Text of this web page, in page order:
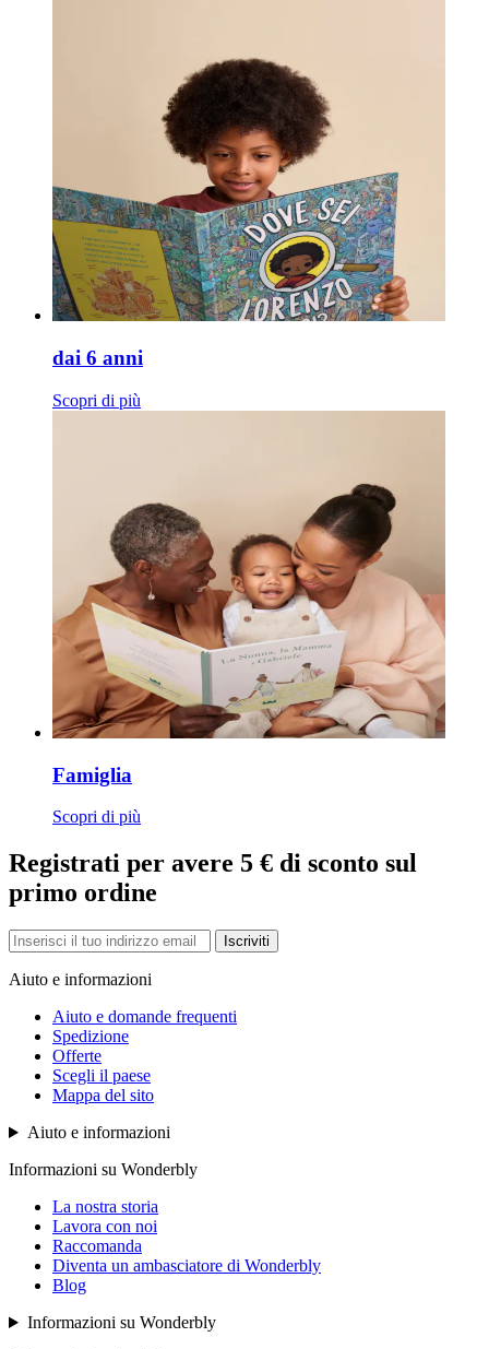
dai 6 anni
Scopri di più
Famiglia
Scopri di più
Registrati per avere 5 € di sconto sul
primo ordine
Iscriviti
Aiuto e informazioni
Aiuto e domande frequenti
Spedizione
Offerte
Scegli il paese
Mappa del sito
Aiuto e informazioni
Informazioni su Wonderbly
La nostra storia
Lavora con noi
Raccomanda
Diventa un ambasciatore di Wonderbly
Blog
Informazioni su Wonderbly